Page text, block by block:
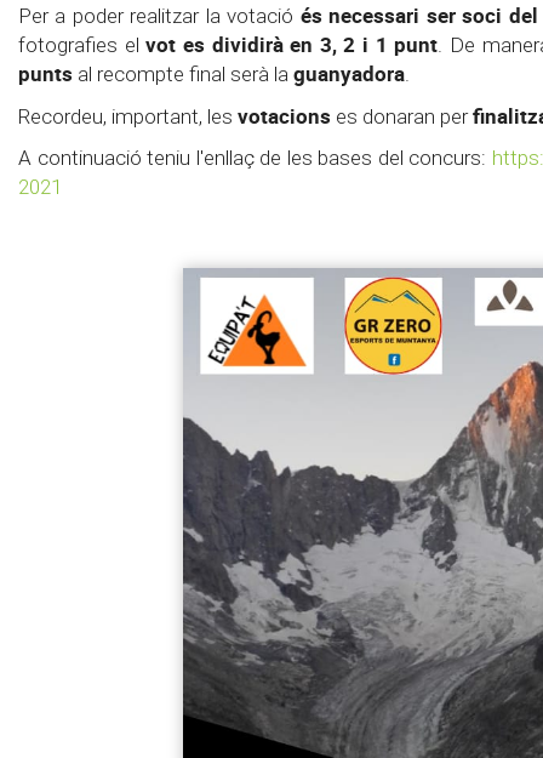
Per a poder realitzar la votació és necessari ser soci
fotografies elvot es dividirà en 3, 2 i 1 punt. De
punts al recompte final serà laguanyadora.
Recordeu, important, les votacions es donaran per
A continuació teniu l'enllaç de les bases del concurs:
2021